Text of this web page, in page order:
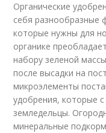
Органические
себя разнообразные
которые нужны для
органике
набору зеленой
после высадки на
микроэлементы
удобрения, которые
земледельцы.
минеральные